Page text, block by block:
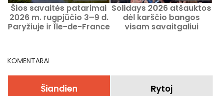
Šios savaitės patarimai
2026 m. rugpjūčio 3–9 d.
Paryžiuje ir Île-de-France
Solidays 2026 atšauktos
dėl karščio bangos
visam savaitgaliui
KOMENTARAI
Šiandien Rytoj